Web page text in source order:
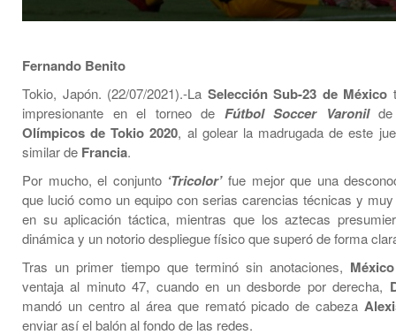
Fernando Benito
Tokio, Japón. (22/07/2021).-La Selección Sub-23 de México
impresionante en el torneo de Fútbol Soccer Varonil
Olímpicos de Tokio 2020, al golear la madrugada de este
similar de Francia.
Por mucho, el conjunto ‘Tricolor’ fue mejor que una
que lució como un equipo con serias carencias técnicas y
en su aplicación táctica, mientras que los aztecas
dinámica y un notorio despliegue físico que superó de forma
Tras un primer tiempo que terminó sin anotaciones, México
ventaja al minuto 47, cuando en un desborde por derecha,
mandó un centro al área que remató picado de cabeza
enviar así el balón al fondo de las redes.